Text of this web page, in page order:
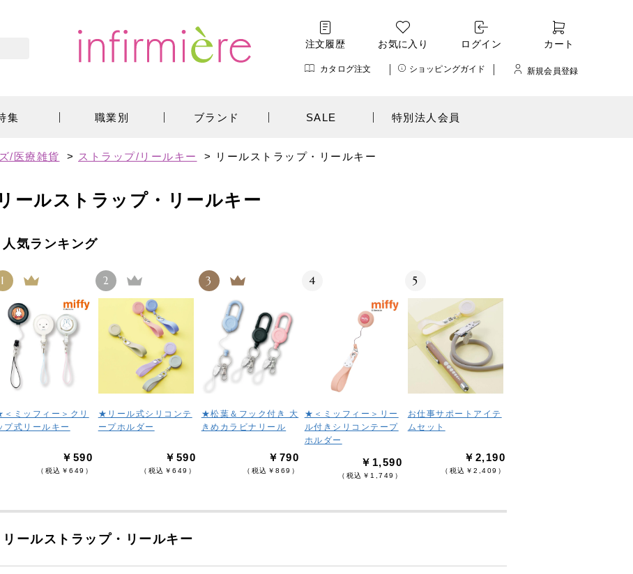
注文履歴 お気に入り ログイン カート
カタログ注文 ショッピングガイド 新規会員登録
集 職業別 ブランド SALE 特別法人会員
/医療雑貨 > ストラップ/リールキー > リールストラップ・リールキー
リールストラップ・リールキー
人気ランキング
1
ミッフィー＞クリ
プ式リールキー
￥590
（税込￥649）
2
★リール式シリコンテ
ープホルダー
￥590
（税込￥649）
3
★松葉＆フック付き 大
きめカラビナリール
￥790
（税込￥869）
4
★＜ミッフィー＞リー
ル付きシリコンテープ
ホルダー
￥1,590
（税込￥1,749）
5
お仕事サポートアイテ
ムセット
￥2,190
（税込￥2,409）
リールストラップ・リールキー